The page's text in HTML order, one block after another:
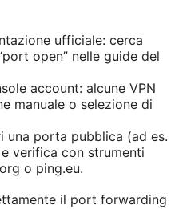
ufficiale: cerca
open” nelle guide del
account: alcune VPN
manuale o selezione di
una porta pubblica (ad es.
verifica con strumenti
o ping.eu.
il port forwarding